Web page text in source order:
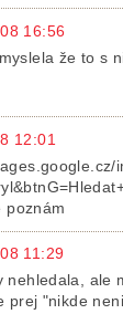
16:56
že to s
12:01
poznám
11:29
nehledala, ale
prej "nikde